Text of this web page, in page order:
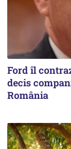
Ford îl
decis
România